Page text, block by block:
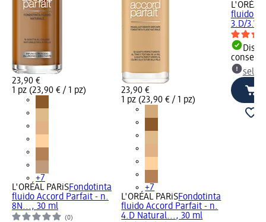
23,90 €
1 pz (23,90 € / 1 pz)
+7
L'ORÉAL PARiSFondotinta
fluido Accord Parfait - n.
8N..., 30 ml
(0)
23,90 €
1 pz (23,90 € / 1 pz)
+7
L'ORÉAL PARiSFondotinta
fluido Accord Parfait - n.
4.D Natural..., 30 ml
L'ORÉAL
fluido
3.D/